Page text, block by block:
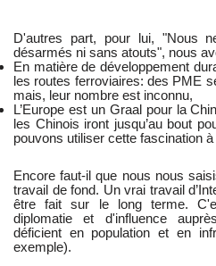
D'autres part, pour lui, "Nous
désarmés ni sans atouts", nous
En matière de développement
les routes ferroviaires: des PME
mais, leur nombre est inconnu,
L’Europe est un Graal pour la
les Chinois iront jusqu’au bout
pouvons utiliser cette fascination
Encore faut-il que nous nous
travail de fond. Un vrai travail
être fait sur le long terme.
diplomatie et d'influence
déficient en population et en
exemple).